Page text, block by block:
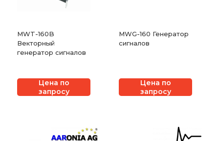
MWT-160B
Векторный
генератор сигналов
Цена по
запросу
MWG-160 Генератор
сигналов
Цена по
запросу